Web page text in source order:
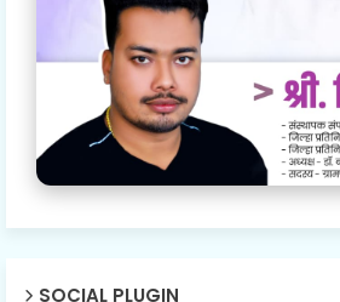
SOCIAL PLUGIN